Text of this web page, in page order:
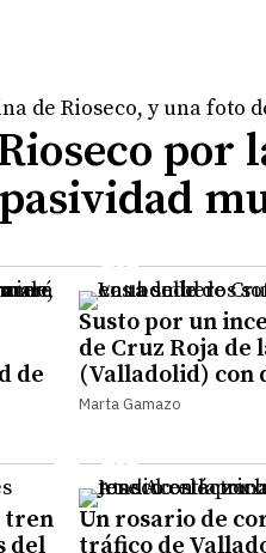
por
de
Susto por un
de Cruz Roja de
(Valladolid) con
Marta Gamazo
tren
del
Un rosario de
tráfico de